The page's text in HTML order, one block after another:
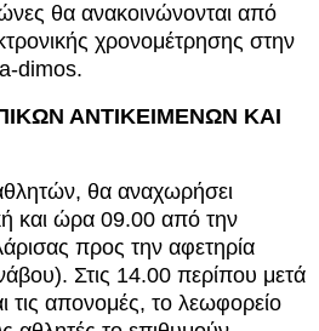
θα ανακοινώνονται από
χρονομέτρησης στην
dimos.
ΑΝΤΙΚΕΙΜΕΝΩΝ ΚΑΙ
θα αναχωρήσει
και ώρα 09.00 από την
προς την αφετηρία
Στις 14.00 περίπου μετά
τις απονομές, το λεωφορείο